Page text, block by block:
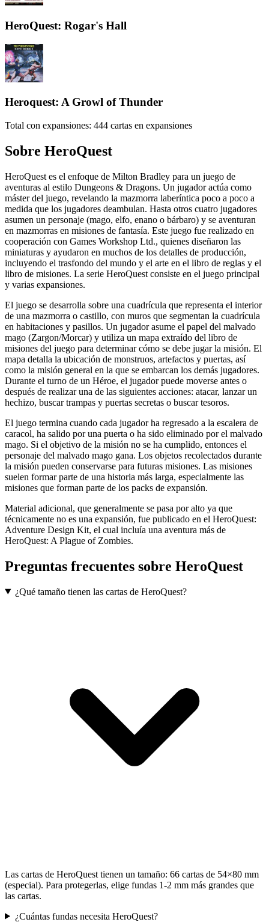
HeroQuest: Rogar's Hall
Heroquest: A Growl of Thunder
Total con expansiones: 444 cartas en expansiones
Sobre HeroQuest
HeroQuest es el enfoque de Milton Bradley para un juego de
aventuras al estilo Dungeons & Dragons. Un jugador actúa como
máster del juego, revelando la mazmorra laberíntica poco a poco a
medida que los jugadores deambulan. Hasta otros cuatro jugadores
asumen un personaje (mago, elfo, enano o bárbaro) y se aventuran
en mazmorras en misiones de fantasía. Este juego fue realizado en
cooperación con Games Workshop Ltd., quienes diseñaron las
miniaturas y ayudaron en muchos de los detalles de producción,
incluyendo el trasfondo del mundo y el arte en el libro de reglas y el
libro de misiones. La serie HeroQuest consiste en el juego principal
y varias expansiones.
El juego se desarrolla sobre una cuadrícula que representa el interior
de una mazmorra o castillo, con muros que segmentan la cuadrícula
en habitaciones y pasillos. Un jugador asume el papel del malvado
mago (Zargon/Morcar) y utiliza un mapa extraído del libro de
misiones del juego para determinar cómo se debe jugar la misión. El
mapa detalla la ubicación de monstruos, artefactos y puertas, así
como la misión general en la que se embarcan los demás jugadores.
Durante el turno de un Héroe, el jugador puede moverse antes o
después de realizar una de las siguientes acciones: atacar, lanzar un
hechizo, buscar trampas y puertas secretas o buscar tesoros.
El juego termina cuando cada jugador ha regresado a la escalera de
caracol, ha salido por una puerta o ha sido eliminado por el malvado
mago. Si el objetivo de la misión no se ha cumplido, entonces el
personaje del malvado mago gana. Los objetos recolectados durante
la misión pueden conservarse para futuras misiones. Las misiones
suelen formar parte de una historia más larga, especialmente las
misiones que forman parte de los packs de expansión.
Material adicional, que generalmente se pasa por alto ya que
técnicamente no es una expansión, fue publicado en el HeroQuest:
Adventure Design Kit, el cual incluía una aventura más de
HeroQuest: A Plague of Zombies.
Preguntas frecuentes sobre HeroQuest
¿Qué tamaño tienen las cartas de HeroQuest?
Las cartas de HeroQuest tienen un tamaño: 66 cartas de 54×80 mm
(especial). Para protegerlas, elige fundas 1-2 mm más grandes que
las cartas.
¿Cuántas fundas necesita HeroQuest?